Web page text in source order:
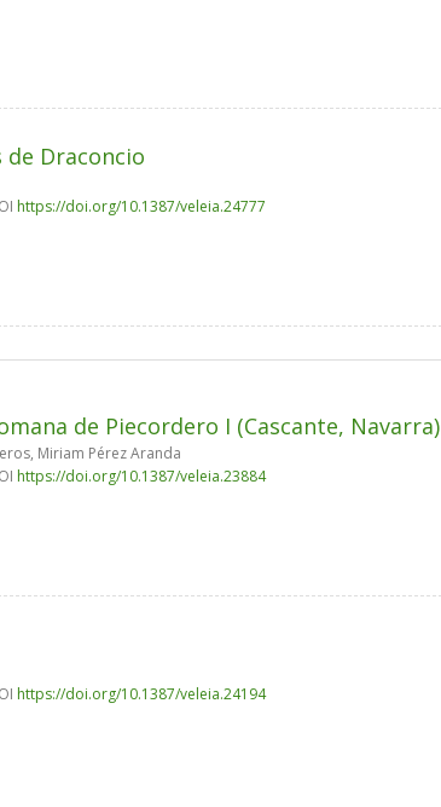
Draconcio
https://doi.org/10.1387/veleia.24777
de Piecordero I (Cascante, Navarra)
Miriam Pérez Aranda
https://doi.org/10.1387/veleia.23884
https://doi.org/10.1387/veleia.24194